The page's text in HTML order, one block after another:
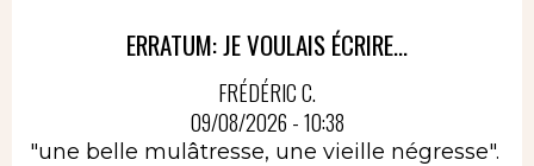
ERRATUM: JE VOULAIS ÉCRIRE...
FRÉDÉRIC C.
09/08/2026 - 10:38
"une belle mulâtresse, une vieille négresse".